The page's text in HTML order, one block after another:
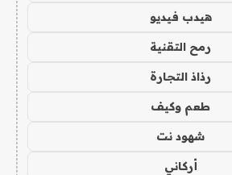
هيدب فيديو
رمح التقنية
رذاذ التجارة
طعم وكيف
شهود نت
أركاني